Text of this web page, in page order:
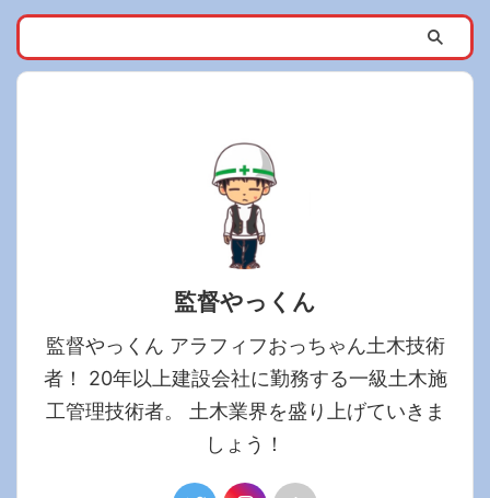
監督やっくん
監督やっくん アラフィフおっちゃん土木技術
者！ 20年以上建設会社に勤務する一級土木施
工管理技術者。 土木業界を盛り上げていきま
しょう！